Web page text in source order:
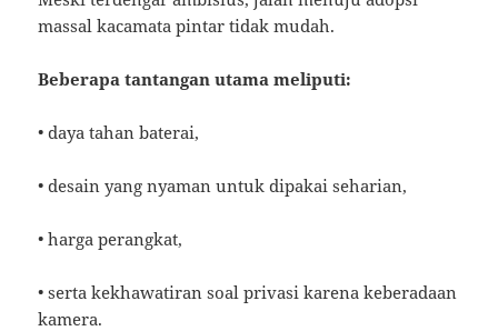
massal kacamata pintar tidak mudah.
Beberapa tantangan utama meliputi:
• daya tahan baterai,
• desain yang nyaman untuk dipakai seharian,
• harga perangkat,
• serta kekhawatiran soal privasi karena keberadaan
kamera.